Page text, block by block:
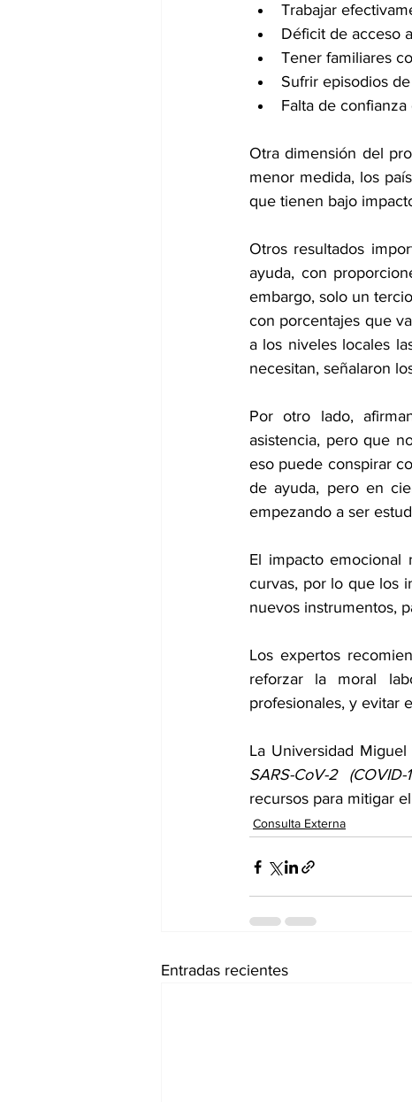
Trabajar
Déficit de acceso
Tener familiares
Sufrir episodios
Falta de
Otra dimensión del
menor medida, los
que tienen bajo
Otros resultados
ayuda, con
embargo, solo un
con porcentajes que
a los niveles locales
necesitan, señalaron
Por otro lado,
asistencia, pero que
eso puede conspirar
de ayuda, pero en
empezando a ser
El impacto
curvas, por lo que los
nuevos instrumentos,
Los expertos
reforzar la moral
profesionales, y evitar
La Universidad
SARS-CoV-2
recursos para mitigar
Consulta Externa
Entradas recientes